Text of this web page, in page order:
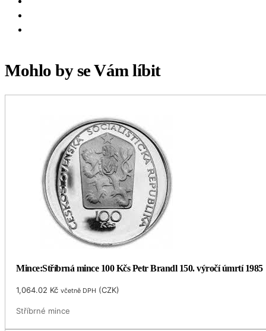
Mohlo by se Vám líbit
Mince:Stříbrná mince 100 Kčs Petr Brandl 150. výročí úmrtí 1985
1,064.02 Kč včetně DPH (CZK)
Stříbrné mince